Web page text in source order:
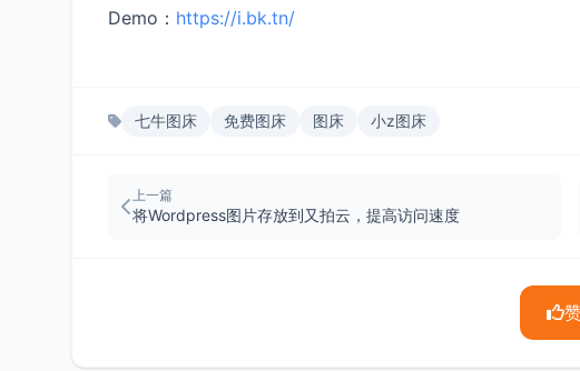
Demo： https://i.bk.tn/
七牛图床 免费图床 图床 小z图床
上一篇
将Wordpress图片存放到又拍云，提高访问速度